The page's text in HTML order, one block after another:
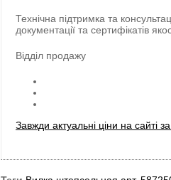
Технічна підтримка та
документації та сертифікатів
Відділ продажу
Завжди актуальні ціни на сайті